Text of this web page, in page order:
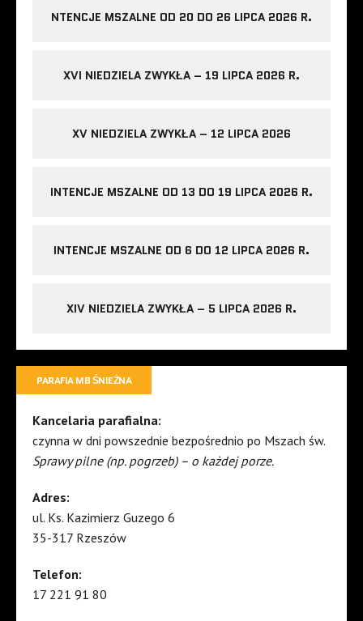
NTENCJE MSZALNE OD 20 DO 26 LIPCA 2026 R.
XVI NIEDZIELA ZWYKŁA – 19 LIPCA 2026 R.
XV NIEDZIELA ZWYKŁA – 12 LIPCA 2026
INTENCJE MSZALNE OD 13 DO 19 LIPCA 2026 R.
INTENCJE MSZALNE OD 6 DO 12 LIPCA 2026 R.
XIV NIEDZIELA ZWYKŁA – 5 LIPCA 2026 R.
PARAFIA MB ŚNIEŻNA
Kancelaria parafialna:
czynna w dni powszednie bezpośrednio po Mszach św.
Sprawy pilne (np. pogrzeb) – o każdej porze.
Adres:
ul. Ks. Kazimierz Guzego 6
35-317 Rzeszów
Telefon:
17 221 91 80